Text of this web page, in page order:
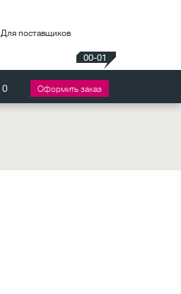
Для поставщиков
00-01
0 Оформить заказ